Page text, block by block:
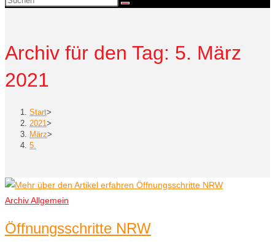
Archiv für den Tag: 5. März
2021
Start>
2021 >
März>
5.
Archiv Allgemein
Öffnungsschritte NRW